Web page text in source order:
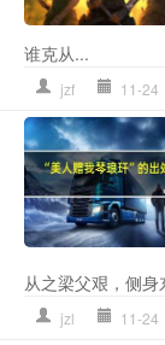
谁克从...
jzf 11-24
从之梁父艰，侧
jzl 11-24